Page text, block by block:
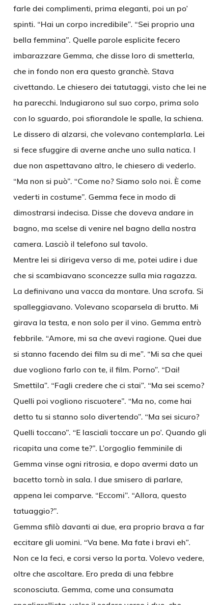
farle dei complimenti, prima eleganti, poi un po’
spinti. “Hai un corpo incredibile”. “Sei proprio una
bella femmina”. Quelle parole esplicite fecero
imbarazzare Gemma, che disse loro di smetterla,
che in fondo non era questo granchè. Stava
civettando. Le chiesero dei tatutaggi, visto che lei ne
ha parecchi. Indugiarono sul suo corpo, prima solo
con lo sguardo, poi sfiorandole le spalle, la schiena.
Le dissero di alzarsi, che volevano contemplarla. Lei
si fece sfuggire di averne anche uno sulla natica. I
due non aspettavano altro, le chiesero di vederlo.
“Ma non si può”. “Come no? Siamo solo noi. È come
vederti in costume”. Gemma fece in modo di
dimostrarsi indecisa. Disse che doveva andare in
bagno, ma scelse di venire nel bagno della nostra
camera. Lasciò il telefono sul tavolo.
Mentre lei si dirigeva verso di me, potei udire i due
che si scambiavano sconcezze sulla mia ragazza.
La definivano una vacca da montare. Una scrofa. Si
spalleggiavano. Volevano scoparsela di brutto. Mi
girava la testa, e non solo per il vino. Gemma entrò
febbrile. “Amore, mi sa che avevi ragione. Quei due
si stanno facendo dei film su di me”. “Mi sa che quei
due vogliono farlo con te, il film. Porno”. “Dai!
Smettila”. “Fagli credere che ci stai”. “Ma sei scemo?
Quelli poi vogliono riscuotere”. “Ma no, come hai
detto tu si stanno solo divertendo”. “Ma sei sicuro?
Quelli toccano”. “E lasciali toccare un po’. Quando gli
ricapita una come te?”. L’orgoglio femminile di
Gemma vinse ogni ritrosia, e dopo avermi dato un
bacetto tornò in sala. I due smisero di parlare,
appena lei comparve. “Eccomi”. “Allora, questo
tatuaggio?”.
Gemma sfilò davanti ai due, era proprio brava a far
eccitare gli uomini. “Va bene. Ma fate i bravi eh”.
Non ce la feci, e corsi verso la porta. Volevo vedere,
oltre che ascoltare. Ero preda di una febbre
sconosciuta. Gemma, come una consumata